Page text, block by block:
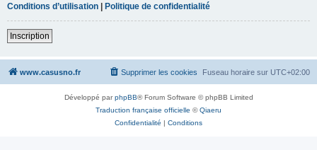
Conditions d’utilisation | Politique de confidentialité
Inscription
www.casusno.fr Fuseau horaire sur UTC+02:00
Supprimer les cookies
Développé parphpBB® Forum Software © phpBB Limited
Traduction française officielle ©Qiaeru
Confidentialité | Conditions